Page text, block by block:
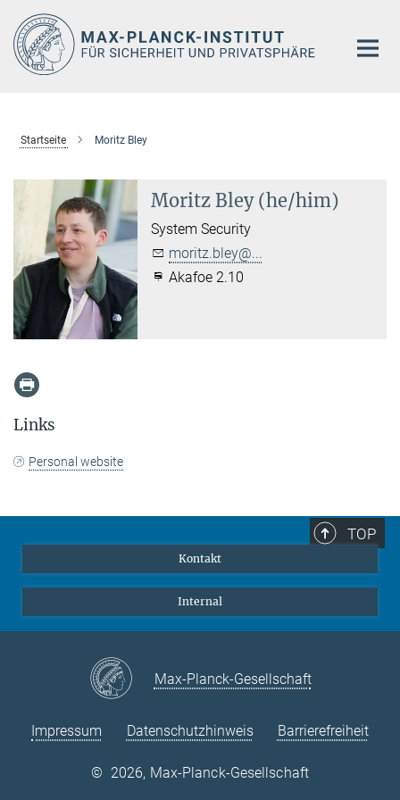
Hauptinhalt
Startseite Moritz Bley
Moritz Bley (he/him)
System Security
moritz.bley@...
Akafoe 2.10
Links
Personal website
TOP
Kontakt
Internal
Max-Planck-Gesellschaft
Impressum Datenschutzhinweis Barrierefreiheit
© 2026, Max-Planck-Gesellschaft